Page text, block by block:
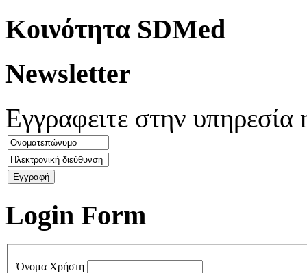
Kοινότητα SDMed
Newsletter
Εγγραφειτε στην
Login Form
Όνομα Χρήστη